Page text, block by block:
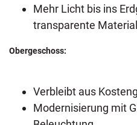
Mehr Licht bis ins
transparente
Obergeschoss:
Verbleibt aus
Modernisierung mit